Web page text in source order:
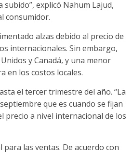
explicó Nahum Lajud,
consumidor.
alzas debido al precio de
internacionales. Sin embargo,
y Canadá, y una menor
en los costos locales.
el tercer trimestre del año. “La
que es cuando se fijan
precio a nivel internacional de los
las ventas. De acuerdo con